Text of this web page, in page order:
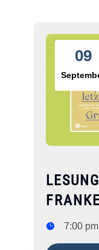
09
7:00 pm